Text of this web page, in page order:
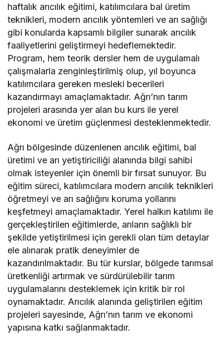
haftalık arıcılık eğitimi, katılımcılara bal üretim
teknikleri, modern arıcılık yöntemleri ve arı sağlığı
gibi konularda kapsamlı bilgiler sunarak arıcılık
faaliyetlerini geliştirmeyi hedeflemektedir.
Program, hem teorik dersler hem de uygulamalı
çalışmalarla zenginleştirilmiş olup, yıl boyunca
katılımcılara gereken mesleki becerileri
kazandırmayı amaçlamaktadır. Ağrı’nın tarım
projeleri arasında yer alan bu kurs ile yerel
ekonomi ve üretim güçlenmesi desteklenmektedir.
Ağrı bölgesinde düzenlenen arıcılık eğitimi, bal
üretimi ve arı yetiştiriciliği alanında bilgi sahibi
olmak isteyenler için önemli bir fırsat sunuyor. Bu
eğitim süreci, katılımcılara modern arıcılık teknikleri
öğretmeyi ve arı sağlığını koruma yollarını
keşfetmeyi amaçlamaktadır. Yerel halkın katılımı ile
gerçekleştirilen eğitimlerde, arıların sağlıklı bir
şekilde yetiştirilmesi için gerekli olan tüm detaylar
ele alınarak pratik deneyimler de
kazandırılmaktadır. Bu tür kurslar, bölgede tarımsal
üretkenliği artırmak ve sürdürülebilir tarım
uygulamalarını desteklemek için kritik bir rol
oynamaktadır. Arıcılık alanında geliştirilen eğitim
projeleri sayesinde, Ağrı’nın tarım ve ekonomi
yapısına katkı sağlanmaktadır.